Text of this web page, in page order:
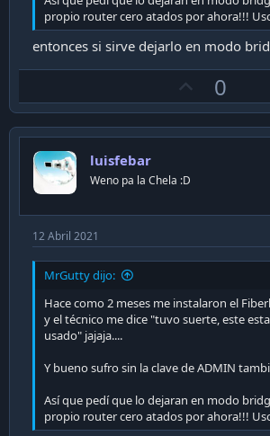
propio router cero atados por ahora!!!
entonces si sirve dejarlo en modo
p
v
0
luisfebar
Weno pa la Chela :D
12 Abril 2021
MrGutty dijo:
Hace como 2 meses me instalaron el
y el técnico me dice "tuvo suerte, este
usado" jajaja....
Y bueno sufro sin la clave de ADMIN
Así que pedí que lo dejaran en modo
propio router cero atados por ahora!!!